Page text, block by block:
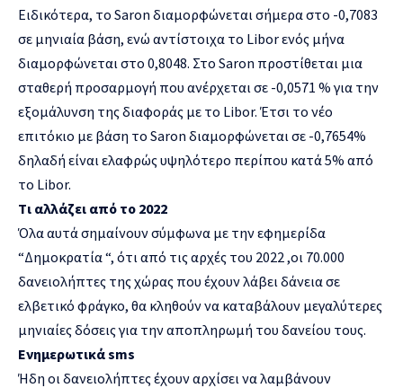
Ειδικότερα, το Saron διαμορφώνεται σήμερα στο -0,7083
σε μηνιαία βάση, ενώ αντίστοιχα το Libor ενός μήνα
διαμορφώνεται στο 0,8048. Στο Saron προστίθεται μια
σταθερή προσαρμογή που ανέρχεται σε -0,0571 % για την
εξομάλυνση της διαφοράς με το Libor. Έτσι το νέο
επιτόκιο με βάση το Saron διαμορφώνεται σε -0,7654%
δηλαδή είναι ελαφρώς υψηλότερο περίπου κατά 5% από
το Libor.
Tι αλλάζει από το 2022
Όλα αυτά σημαίνουν σύμφωνα με την εφημερίδα
“Δημοκρατία “, ότι από τις αρχές του 2022 ,οι 70.000
δανειολήπτες της χώρας που έχουν λάβει δάνεια σε
ελβετικό φράγκο, θα κληθούν να καταβάλουν μεγαλύτερες
μηνιαίες δόσεις για την αποπληρωμή του δανείου τους.
Ενημερωτικά sms
Ήδη οι δανειολήπτες έχουν αρχίσει να λαμβάνουν